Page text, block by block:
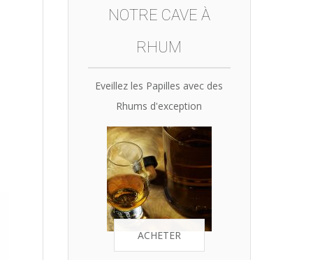
NOTRE CAVE À
RHUM
Eveillez les Papilles avec des
Rhums d'exception
ACHETER